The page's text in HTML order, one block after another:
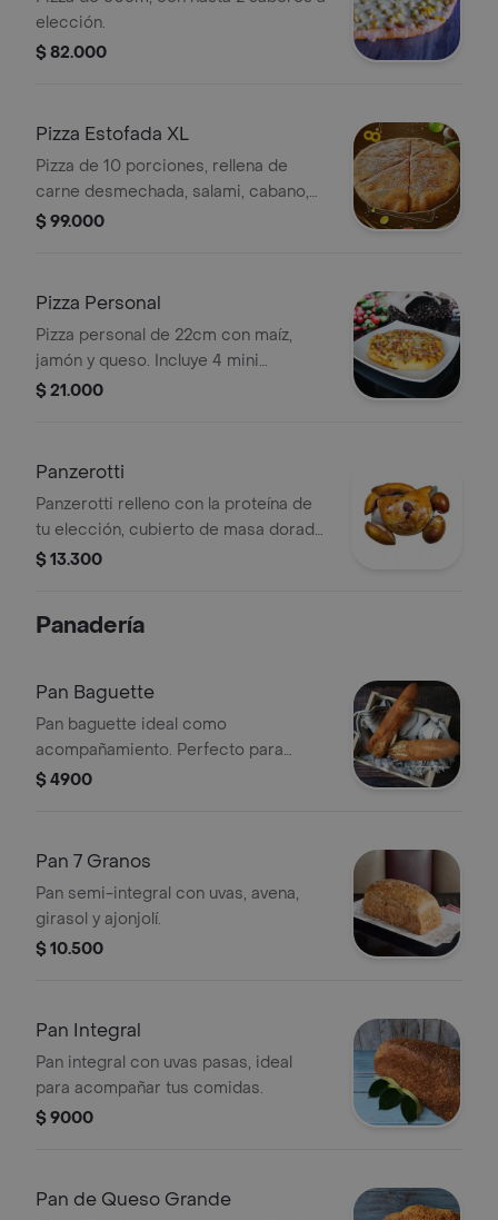
elección.
$ 82.000
Pizza Estofada XL
Pizza de 10 porciones, rellena de
carne desmechada, salami, cabano,
salami y doble porción de queso.
$ 99.000
Pizza Personal
Pizza personal de 22cm con maíz,
jamón y queso. Incluye 4 mini
porciones.
$ 21.000
Panzerotti
Panzerotti relleno con la proteína de
tu elección, cubierto de masa dorada
y decorado con semillas de ajonjolí.
$ 13.300
Panadería
Pan Baguette
Pan baguette ideal como
acompañamiento. Perfecto para
compartir.
$ 4900
Pan 7 Granos
Pan semi-integral con uvas, avena,
girasol y ajonjolí.
$ 10.500
Pan Integral
Pan integral con uvas pasas, ideal
para acompañar tus comidas.
$ 9000
Pan de Queso Grande